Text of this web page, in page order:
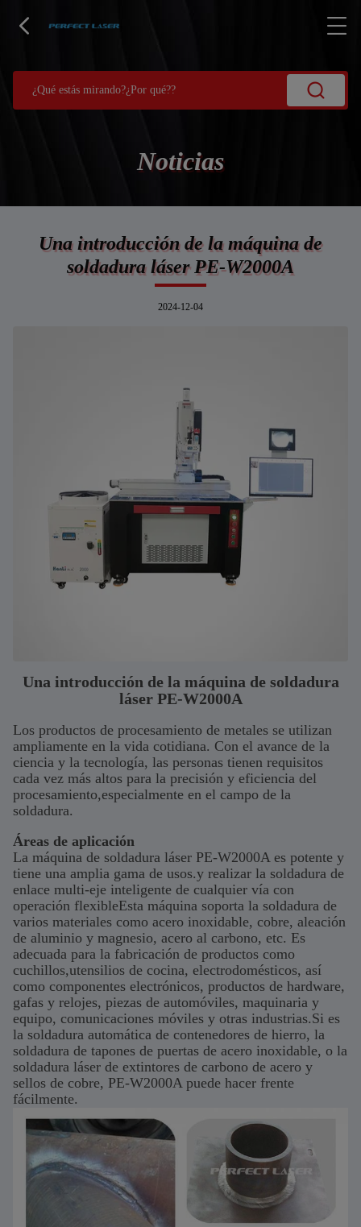
Noticias
Una introducción de la máquina de
soldadura láser PE-W2000A
2024-12-04
Una introducción de la máquina de soldadura
láser PE-W2000A
Los productos de procesamiento de metales se utilizan
ampliamente en la vida cotidiana. Con el avance de la
ciencia y la tecnología, las personas tienen requisitos
cada vez más altos para la precisión y eficiencia del
procesamiento,especialmente en el campo de la
soldadura.
Áreas de aplicación
La máquina de soldadura láser PE-W2000A es potente y
tiene una amplia gama de usos.y realizar la soldadura de
enlace multi-eje inteligente de cualquier vía con
operación flexibleEsta máquina soporta la soldadura de
varios materiales como acero inoxidable, cobre, aleación
de aluminio y magnesio, acero al carbono, etc. Es
adecuada para la fabricación de productos como
cuchillos,utensilios de cocina, electrodomésticos, así
como componentes electrónicos, productos de hardware,
gafas y relojes, piezas de automóviles, maquinaria y
equipo, comunicaciones móviles y otras industrias.Si es
la soldadura automática de contenedores de hierro, la
soldadura de tapones de puertas de acero inoxidable, o la
soldadura láser de extintores de carbono de acero y
sellos de cobre, PE-W2000A puede hacer frente
fácilmente.